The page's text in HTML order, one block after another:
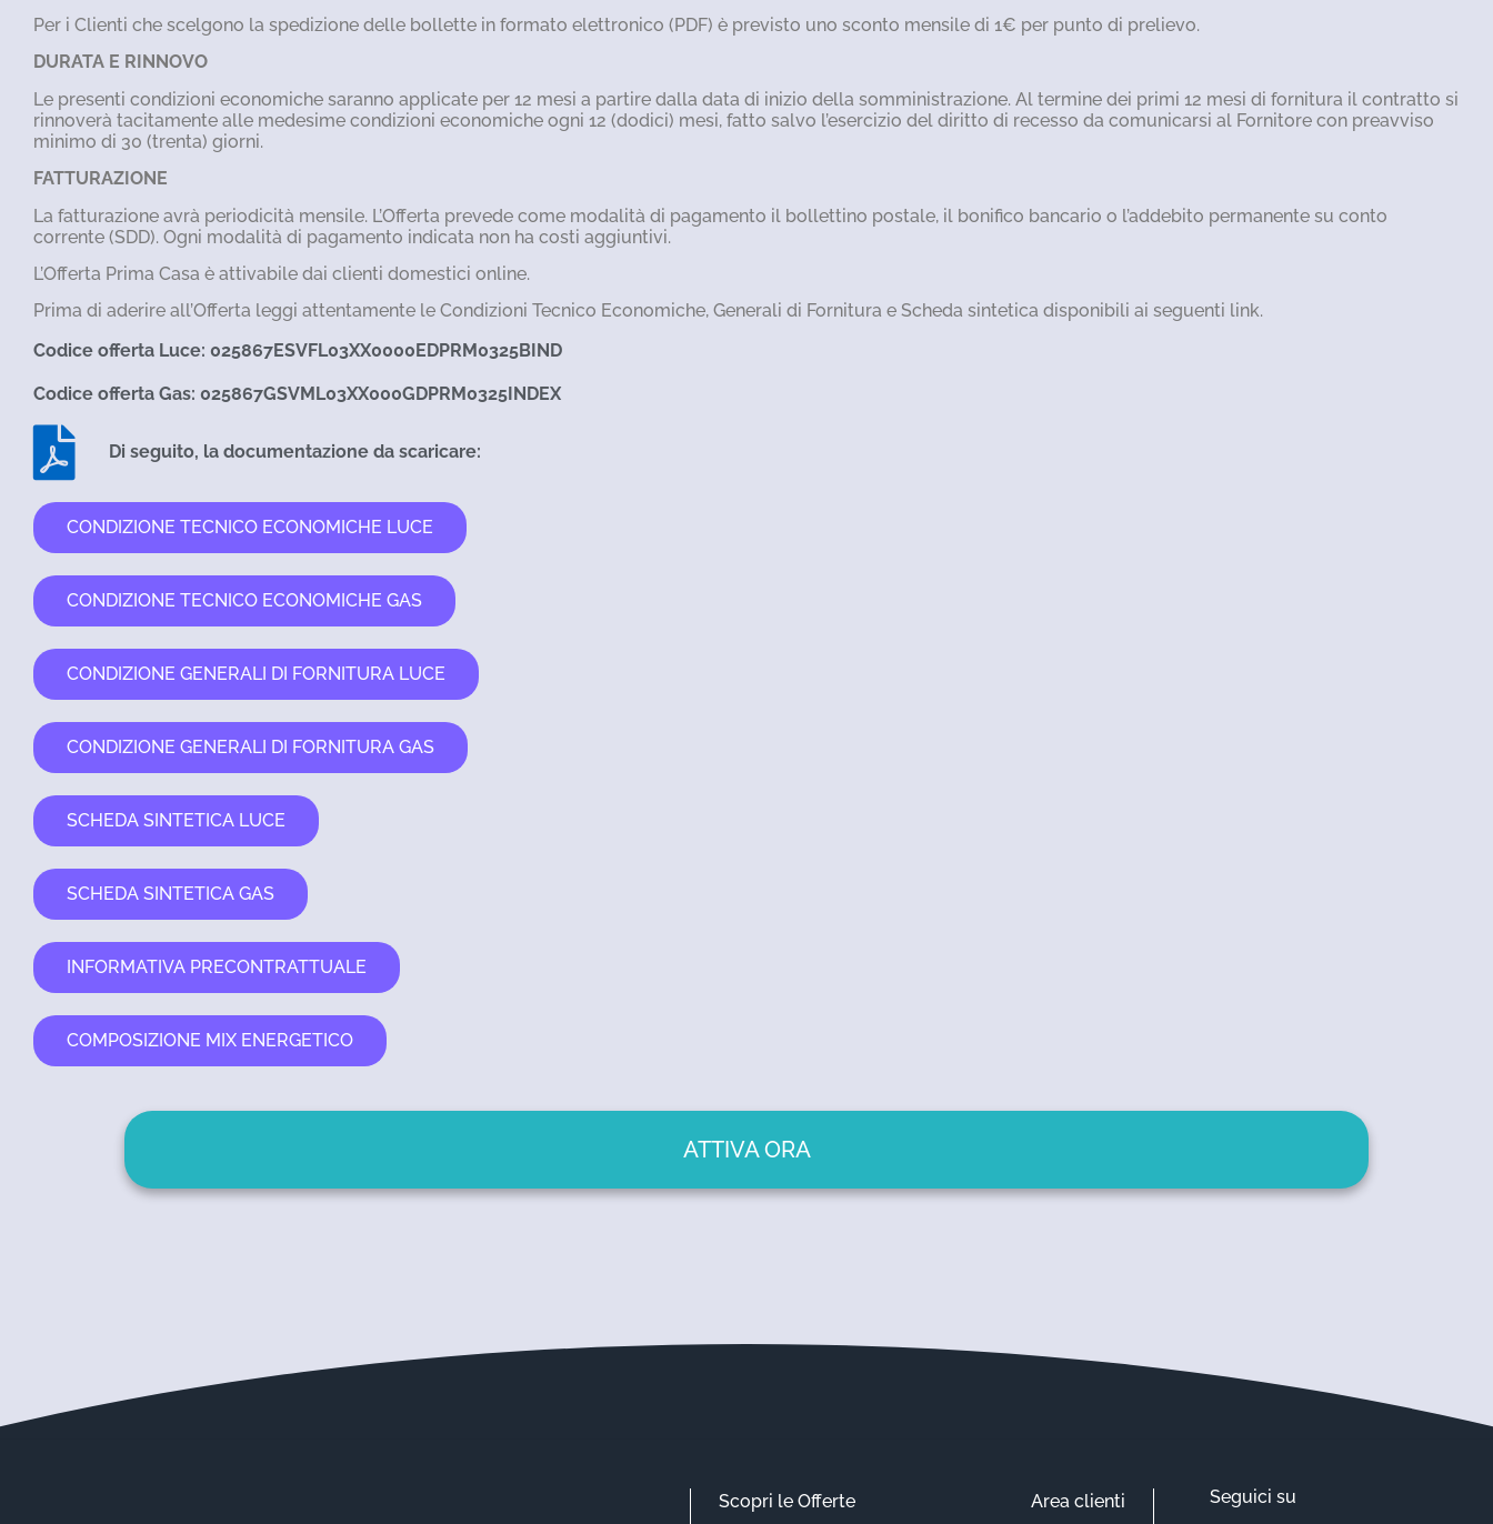
Per i Clienti che scelgono la spedizione delle bollette in formato elettronico (PDF) è previsto uno sconto mensile di 1€ per punto di prelievo.
DURATA E RINNOVO
Le presenti condizioni economiche saranno applicate per 12 mesi a partire dalla data di inizio della somministrazione. Al termine dei primi 12 mesi di fornitura il contratto si
rinnoverà tacitamente alle medesime condizioni economiche ogni 12 (dodici) mesi, fatto salvo l’esercizio del diritto di recesso da comunicarsi al Fornitore con preavviso
minimo di 30 (trenta) giorni.
FATTURAZIONE
La fatturazione avrà periodicità mensile. L’Offerta prevede come modalità di pagamento il bollettino postale, il bonifico bancario o l’addebito permanente su conto
corrente (SDD). Ogni modalità di pagamento indicata non ha costi aggiuntivi.
L’Offerta Prima Casa è attivabile dai clienti domestici online.
Prima di aderire all’Offerta leggi attentamente le Condizioni Tecnico Economiche, Generali di Fornitura e Scheda sintetica disponibili ai seguenti link.
Codice offerta Luce: 025867ESVFL03XX0000EDPRM0325BIND
Codice offerta Gas: 025867GSVML03XX000GDPRM0325INDEX
Di seguito, la documentazione da scaricare:
CONDIZIONE TECNICO ECONOMICHE LUCE
CONDIZIONE TECNICO ECONOMICHE GAS
CONDIZIONE GENERALI DI FORNITURA LUCE
CONDIZIONE GENERALI DI FORNITURA GAS
SCHEDA SINTETICA LUCE
SCHEDA SINTETICA GAS
INFORMATIVA PRECONTRATTUALE
COMPOSIZIONE MIX ENERGETICO
ATTIVA ORA
Scopri le Offerte Area clienti Seguici su